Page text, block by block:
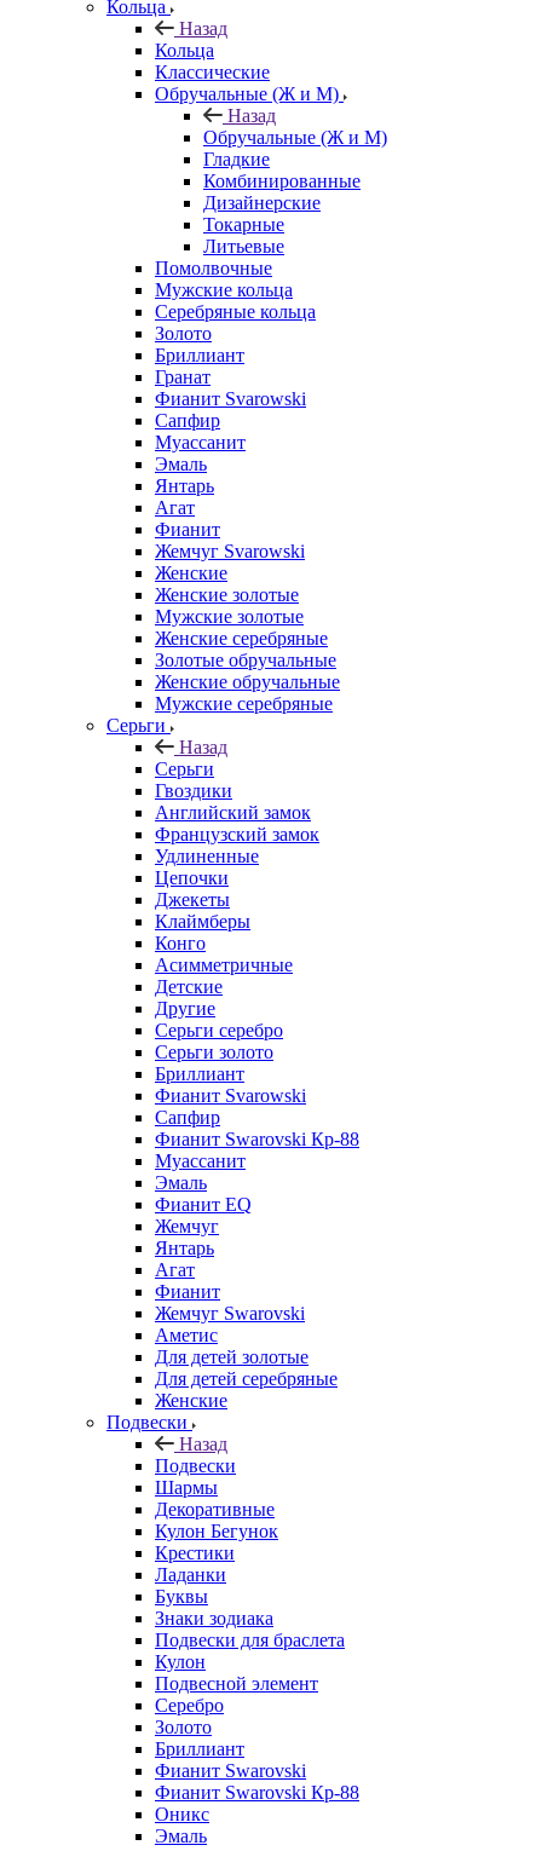
Кольца
Назад
Кольца
Классические
Обручальные (Ж и М)
Назад
Обручальные (Ж и М)
Гладкие
Комбинированные
Дизайнерские
Токарные
Литьевые
Помолвочные
Мужские кольца
Серебряные кольца
Золото
Бриллиант
Гранат
Фианит Svarowski
Сапфир
Муассанит
Эмаль
Янтарь
Агат
Фианит
Жемчуг Svarowski
Женские
Женские золотые
Мужские золотые
Женские серебряные
Золотые обручальные
Женские обручальные
Мужские серебряные
Серьги
Назад
Серьги
Гвоздики
Английский замок
Французский замок
Удлиненные
Цепочки
Джекеты
Клаймберы
Конго
Асимметричные
Детские
Другие
Серьги серебро
Серьги золото
Бриллиант
Фианит Svarowski
Сапфир
Фианит Swarovski Кр-88
Муассанит
Эмаль
Фианит EQ
Жемчуг
Янтарь
Агат
Фианит
Жемчуг Swarovski
Аметис
Для детей золотые
Для детей серебряные
Женские
Подвески
Назад
Подвески
Шармы
Декоративные
Кулон Бегунок
Крестики
Ладанки
Буквы
Знаки зодиака
Подвески для браслета
Кулон
Подвесной элемент
Серебро
Золото
Бриллиант
Фианит Swarovski
Фианит Swarovski Кр-88
Оникс
Эмаль